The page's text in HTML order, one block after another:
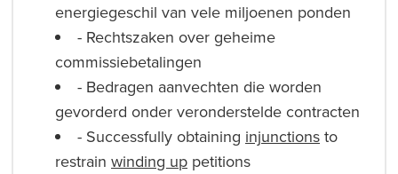
energiegeschil van vele miljoenen ponden
- Rechtszaken over geheime
commissiebetalingen
- Bedragen aanvechten die worden
gevorderd onder veronderstelde contracten
- Successfully obtaining injunctions to
restrain winding up petitions